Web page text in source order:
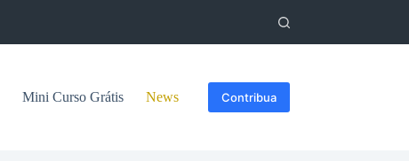
Mini Curso Grátis News Contribua